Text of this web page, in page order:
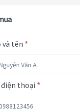
và tên *
điện thoại *